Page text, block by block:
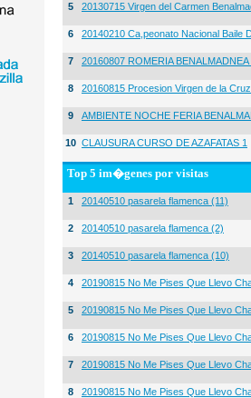
5 20130715 Virgen del Carmen
6 20140210 Ca,peonato Nacional Baile
7 20160807 ROMERIA
8 20160815 Procesion Virgen de la
9 AMBIENTE NOCHE FERIA
10 CLAUSURA CURSO DE AZAFATAS 1
Top 5 im�genes por visitas
1 20140510 pasarela flamenca (11)
2 20140510 pasarela flamenca (2)
3 20140510 pasarela flamenca (10)
4 20190815 No Me Pises Que Llevo
5 20190815 No Me Pises Que Llevo
6 20190815 No Me Pises Que Llevo
7 20190815 No Me Pises Que Llevo
8 20190815 No Me Pises Que Llevo